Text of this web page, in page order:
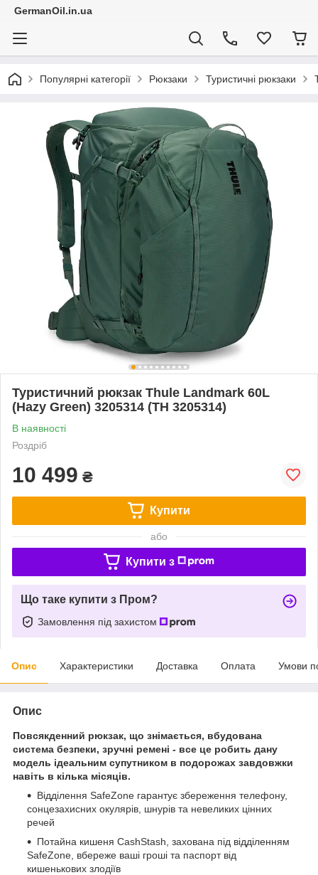
GermanOil.in.ua
Популярні категорії Рюкзаки Туристичні рюкзаки
Туристичний рюкзак Thule Landmark 60L
(Hazy Green) 3205314 (TH 3205314)
В наявності
Роздріб
10 499 ₴
Купити
або
Купити з
Що таке купити з Пром?
Замовлення під захистом
Опис Характеристики Доставка Оплата Умови
Опис
Повсякденний рюкзак, що знімається, вбудована
система безпеки, зручні ремені - все це робить дану
модель ідеальним супутником в подорожах завдовжки
навіть в кілька місяців.
Відділення SafeZone гарантує збереження телефону,
сонцезахисних окулярів, шнурів та невеликих цінних
речей
Потайна кишеня CashStash, захована під відділенням
SafeZone, вбереже ваші гроші та паспорт від
кишенькових злодіїв